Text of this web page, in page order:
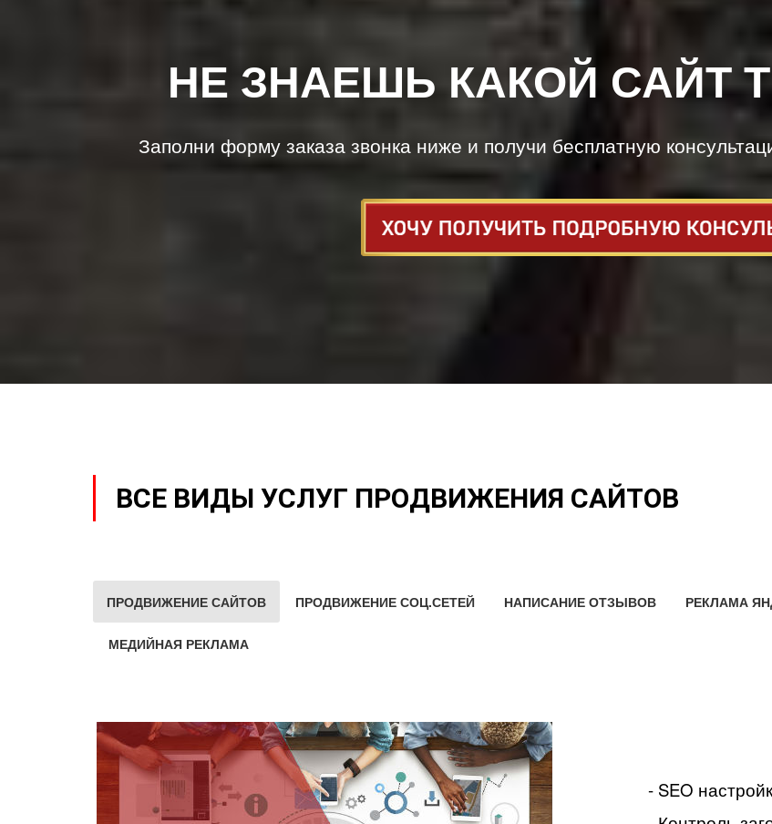
НЕ ЗНАЕШЬ КАКОЙ САЙТ
Заполни форму заказа звонка ниже и получи бесплатную
ВСЕ ВИДЫ УСЛУГ ПРОДВИЖЕНИЯ САЙТОВ
ПРОДВИЖЕНИЕ САЙТОВ ПРОДВИЖЕНИЕ СОЦ.СЕТЕЙ НАПИСАНИЕ ОТЗЫВОВ РЕКЛАМА
МЕДИЙНАЯ РЕКЛАМА
- SEO